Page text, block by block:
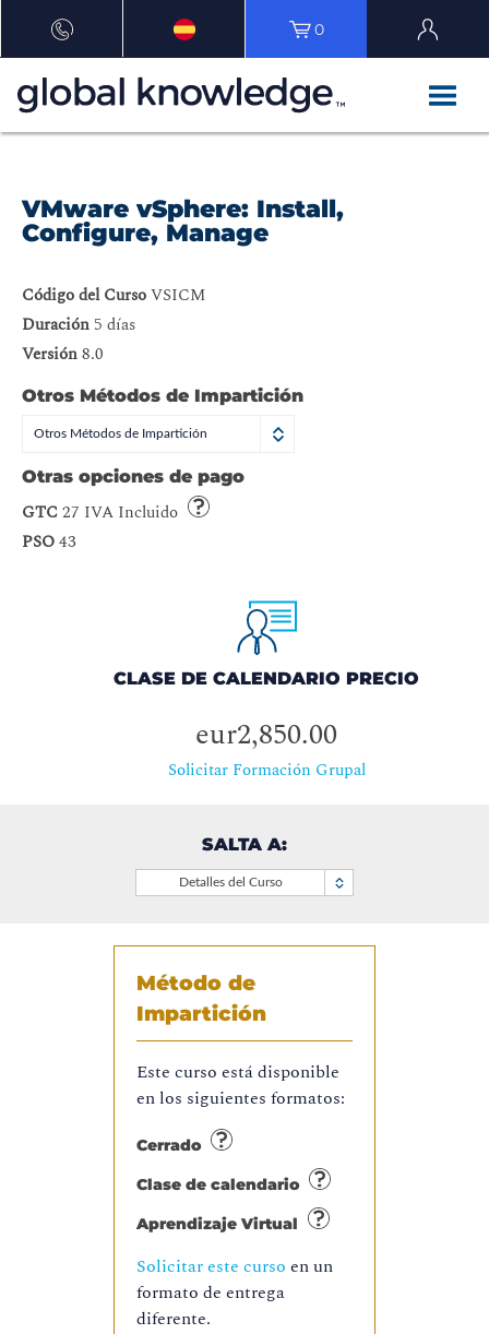
0
VMware vSphere: Install,
Configure, Manage
Código del CursoVSICM
Duración 5 días
Versión8.0
Otros Métodos de Impartición
Otros Métodos de Impartición
Otras opciones de pago
GTC 27 IVA Incluido
PSO43
CLASE DE CALENDARIO PRECIO
eur2,850.00
Solicitar Formación Grupal
SALTA A:
Detalles del Curso
Método de
Impartición
Este curso está disponible
en los siguientes formatos:
Cerrado
Clase de calendario
Aprendizaje Virtual
Solicitar este curso en un
formato de entrega
diferente.